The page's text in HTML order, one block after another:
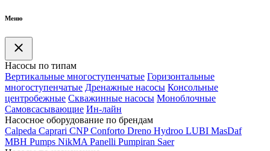
Меню
Насосы по типам
Вертикальные многоступенчатые Горизонтальные
многоступенчатые Дренажные насосы Консольные
центробежные Скважинные насосы Моноблочные
Самовсасывающие Ин-лайн
Насосное оборудование по брендам
Calpeda Caprari CNP Conforto Dreno Hydroo LUBI MasDaf
MBH Pumps NikMA Panelli Pumpiran Saer